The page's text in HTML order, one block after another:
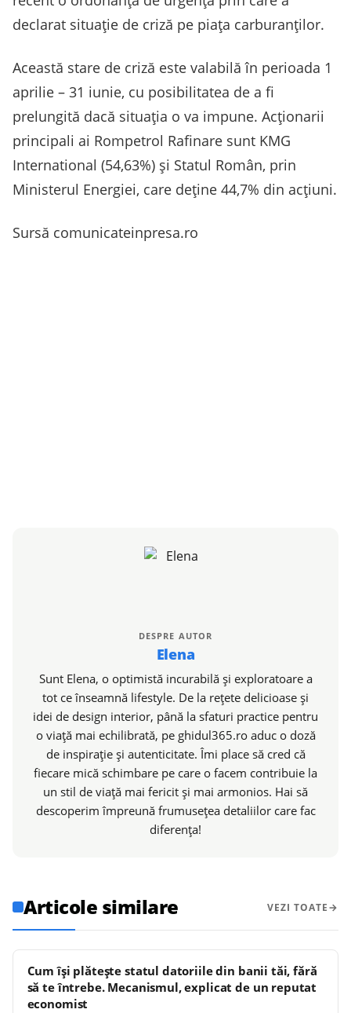
declarat situație de criză pe piața carburanților.
Această stare de criză este valabilă în perioada 1
aprilie – 31 iunie, cu posibilitatea de a fi
prelungită dacă situația o va impune. Acționarii
principali ai Rompetrol Rafinare sunt KMG
International (54,63%) și Statul Român, prin
Ministerul Energiei, care deține 44,7% din acțiuni.
Sursă comunicateinpresa.ro
DESPRE AUTOR
Elena
Sunt Elena, o optimistă incurabilă și exploratoare a
tot ce înseamnă lifestyle. De la rețete delicioase și
idei de design interior, până la sfaturi practice pentru
o viață mai echilibrată, pe ghidul365.ro aduc o doză
de inspirație și autenticitate. Îmi place să cred că
fiecare mică schimbare pe care o facem contribuie la
un stil de viață mai fericit și mai armonios. Hai să
descoperim împreună frumusețea detaliilor care fac
diferența!
Articole similare VEZI TOATE
Cum își plătește statul datoriile din banii tăi, fără
să te întrebe. Mecanismul, explicat de un reputat
economist